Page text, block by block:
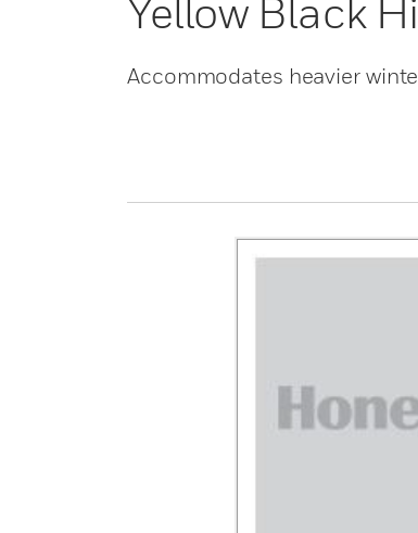
Yellow Black
Accommodates heavier